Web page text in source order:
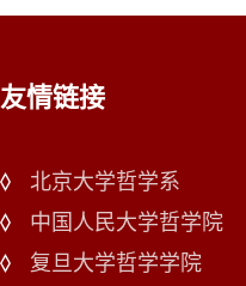
友情链接
北京大学哲学系
中国人民大学哲学院
复旦大学哲学学院